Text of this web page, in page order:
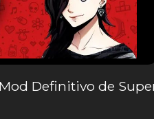
Definitivo de